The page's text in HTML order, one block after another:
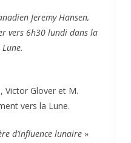
Jeremy Hansen,
vers 6h30 lundi dans la
Victor Glover et M.
vers la Lune.
d’influence lunaire »